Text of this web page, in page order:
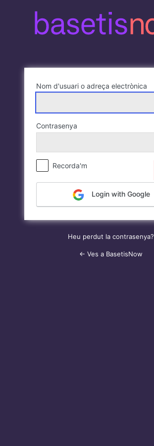
Nom d'usuari o adreça electrònica
Contrasenya
Recorda'm
Login with Google
Heu perdut la contrasenya?
← Ves a BasetisNow